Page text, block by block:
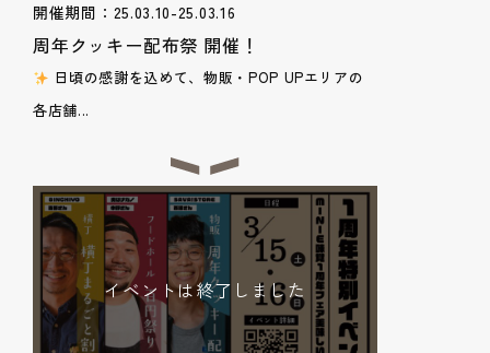
開催期間：25.03.10-25.03.16
周年クッキー配布祭 開催！
日頃の感謝を込めて、物販・POP UPエリアの
各店舗...
イベントは終了しました